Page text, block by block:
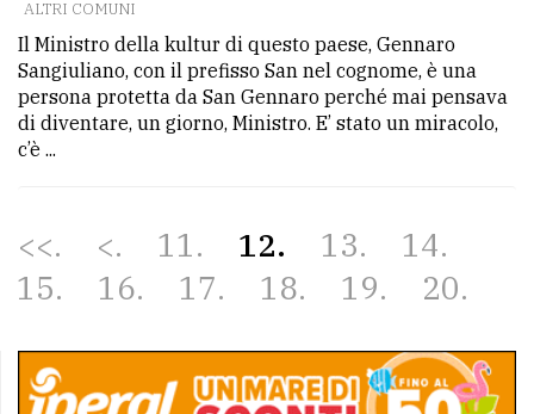
ALTRI COMUNI
Il Ministro della kultur di questo paese, Gennaro
Sangiuliano, con il prefisso San nel cognome, è una
persona protetta da San Gennaro perché mai pensava
di diventare, un giorno, Ministro. E’ stato un miracolo,
c’è ...
<< < 11 12 13
14
15
16 17 18 19 20